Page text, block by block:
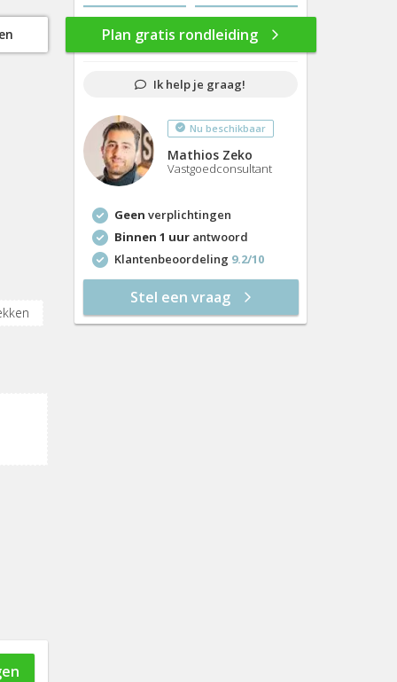
ma 10 aug
di 11 aug
wo 12 aug
do 13 aug
vr 14 aug
di 18 aug
wo 19 aug
do 20 aug
8:30
9:00
9:30
10:00
10:30
11:30
12:30
Plan gratis rondleiding
Ik help je graag!
Nu beschikbaar
Mathios Zeko
Vastgoedconsultant
Geen verplichtingen
Binnen 1 uurantwoord
Klantenbeoordeling 9.2/10
Stel een vraag